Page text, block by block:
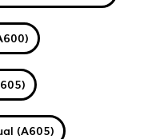
(A605)